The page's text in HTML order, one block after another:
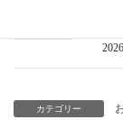
カテゴリー